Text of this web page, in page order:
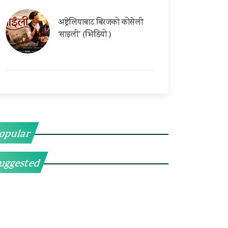
अष्ट्रेलियाबाट बिरजको कोसेली
‘साइली’ (भिडियो )